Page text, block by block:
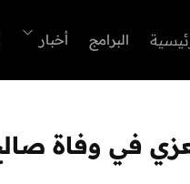
البرامج أخبار
في وفاة